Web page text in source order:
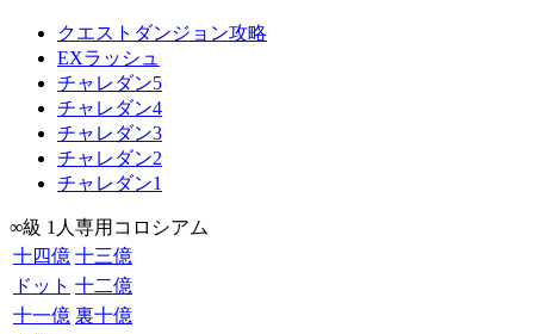
クエストダンジョン攻略
EXラッシュ
チャレダン5
チャレダン4
チャレダン3
チャレダン2
チャレダン1
∞級 1人専用コロシアム
十四億 十三億
ドット 十二億
十一億 裏十億